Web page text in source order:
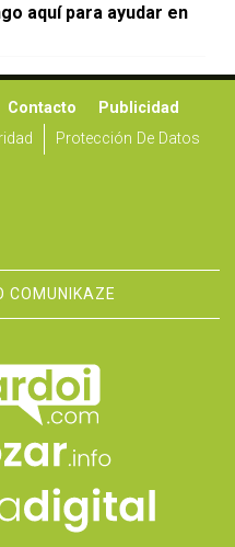
aquí para ayudar en
Contacto
Publicidad
Protección De Datos
COMUNIKAZE